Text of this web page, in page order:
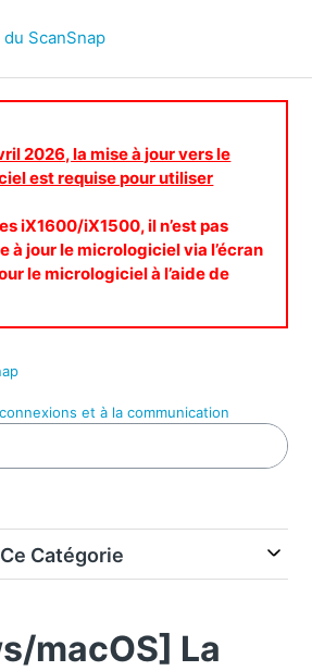
ScanSnap
2026, la mise à jour vers le
est requise pour utiliser
iX1600/iX1500, il n’est pas
à jour le micrologiciel via l’écran
le micrologiciel à l’aide de
et à la communication
Catégorie
macOS] La